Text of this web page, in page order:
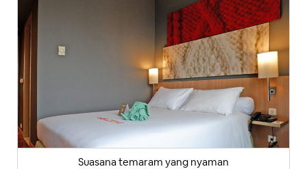
Suasana temaram yang nyaman